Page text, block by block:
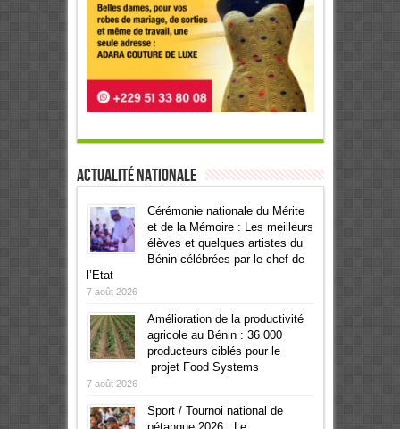
Actualité Nationale
Cérémonie nationale du Mérite
et de la Mémoire : Les meilleurs
élèves et quelques artistes du
Bénin célébrées par le chef de
l’Etat
7 août 2026
Amélioration de la productivité
agricole au Bénin : 36 000
producteurs ciblés pour le
projet Food Systems
7 août 2026
Sport / Tournoi national de